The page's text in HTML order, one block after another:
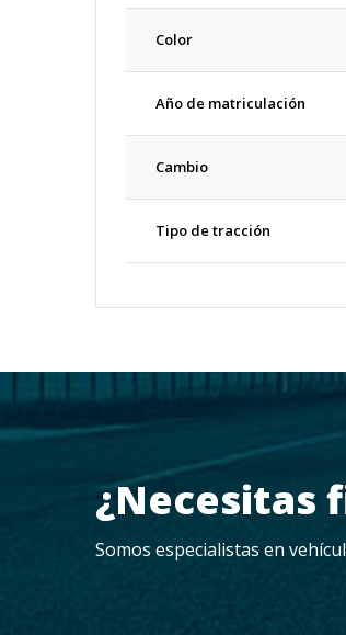
Color
Año de matriculación
Cambio
Tipo de tracción
¿Necesitas
Somos especialistas en